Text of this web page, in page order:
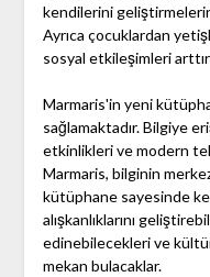
kendilerini
Ayrıca çocuklardan
sosyal etkileşimleri
Marmaris'in yeni
sağlamaktadır. Bilgiye
etkinlikleri ve modern
Marmaris, bilginin
kütüphane sayesinde
alışkanlıklarını
edinebilecekleri ve
mekan bulacaklar.